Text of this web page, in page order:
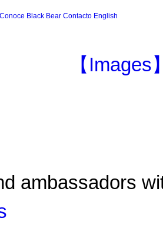
Conoce Black Bear Contacto English
【
ambassadors